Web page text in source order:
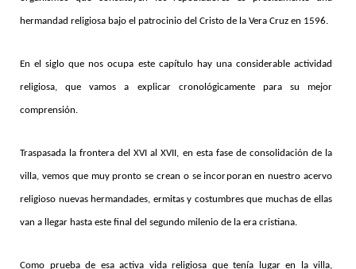
hermandad religiosa bajo el patrocinio del Cristo de la Vera Cruz en 1596.
En el siglo que nos ocupa este capítulo hay una considerable actividad
religiosa, que vamos a explicar cronológicamente para su mejor
comprensión.
Traspasada la frontera del XVI al XVII, en esta fase de consolidación de la
villa, vemos que muy pronto se crean o se incorporan en nuestro acervo
religioso nuevas hermandades, ermitas y costumbres que muchas de ellas
van a llegar hasta este final del segundo milenio de la era cristiana.
Como prueba de esa activa vida religiosa que tenía lugar en la villa,